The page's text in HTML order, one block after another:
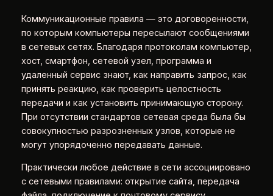
Коммуникационные правила — это договоренности,
по которым компьютеры пересылают сообщениями
в сетевых сетях. Благодаря протоколам компьютер,
хост, смартфон, сетевой узел, программа и
удаленный сервис знают, как направить запрос, как
принять реакцию, как проверить целостность
передачи и как установить принимающую сторону.
При отсутствии стандартов сетевая среда была бы
совокупностью разрозненных узлов, которые не
могут упорядоченно передавать данные.
Практически любое действие в сети ассоциировано
с сетевыми правилами: открытие сайта, передача